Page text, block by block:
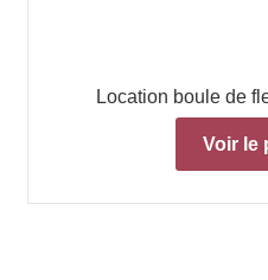
Location boule de
Voir le